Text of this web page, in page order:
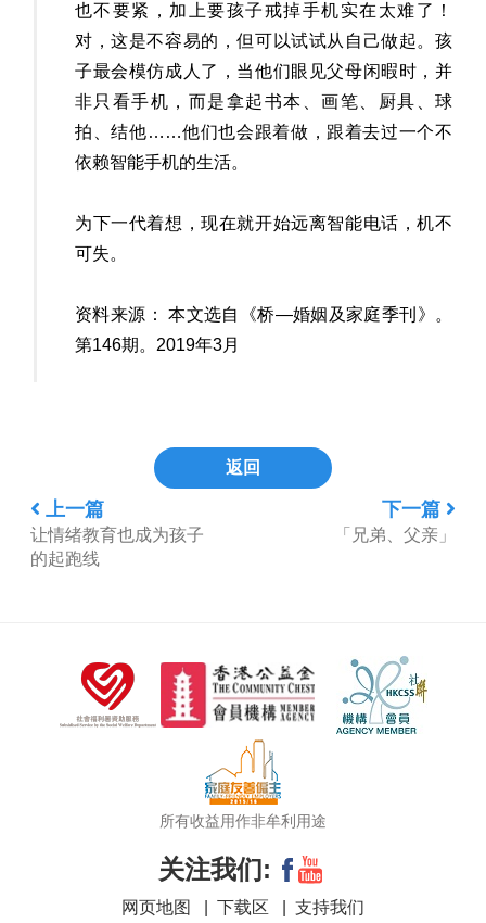
也不要紧，加上要孩子戒掉手机实在太难了！
对，这是不容易的，但可以试试从自己做起。孩
子最会模仿成人了，当他们眼见父母闲暇时，并
非只看手机，而是拿起书本、画笔、厨具、球
拍、结他……他们也会跟着做，跟着去过一个不
依赖智能手机的生活。
为下一代着想，现在就开始远离智能电话，机不
可失。
资料来源： 本文选自《桥—婚姻及家庭季刊》。
第146期。2019年3月
上一篇
让情绪教育也成为孩子
的起跑线
返回
下一篇
「兄弟、父亲」
所有收益用作非牟利用途
关注我们:
网页地图 下载区 支持我们